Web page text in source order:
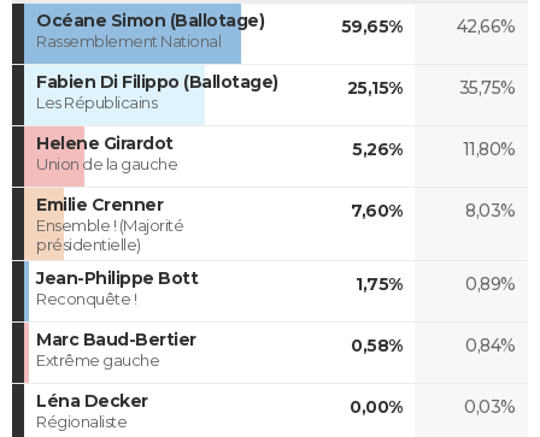
Océane Simon (Ballotage)
Rassemblement National
59,65% 42,66%
Fabien Di Filippo (Ballotage)
Les Républicains
25,15% 35,75%
Helene Girardot
Union de la gauche
5,26% 11,80%
Emilie Crenner
Ensemble ! (Majorité
présidentielle)
7,60% 8,03%
Jean-Philippe Bott
Reconquête !
1,75% 0,89%
Marc Baud-Bertier
Extrême gauche
0,58% 0,84%
Léna Decker
Régionaliste
0,00% 0,03%